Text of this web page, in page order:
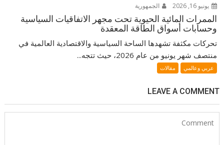
يونيو 16, 2026 الجمهورية
الممرات المائية الحيوية تحت مجهر الاتفاقيات السياسية
وحسابات أسواق الطاقة المعقدة
تحركات مكثفة تشهدها الساحة السياسية والاقتصادية العالمية في
منتصف شهر يونيو من عام 2026، حيث تتجه...
عربي وعالمي مقالات
LEAVE A COMMENT